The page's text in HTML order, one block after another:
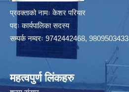
प्रवक्ताको नामः केशर परियार
पदः कार्यपालिका सदस्य
सम्पर्क नम्वरः 9742442468, 9809503433
महत्वपुर्ण लिंकहरु